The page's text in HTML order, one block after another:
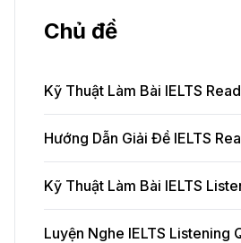
Chủ đề
Kỹ Thuật Làm Bài IELTS
Hướng Dẫn Giải Đề IELTS
Kỹ Thuật Làm Bài IELTS
Luyện Nghe IELTS Listening